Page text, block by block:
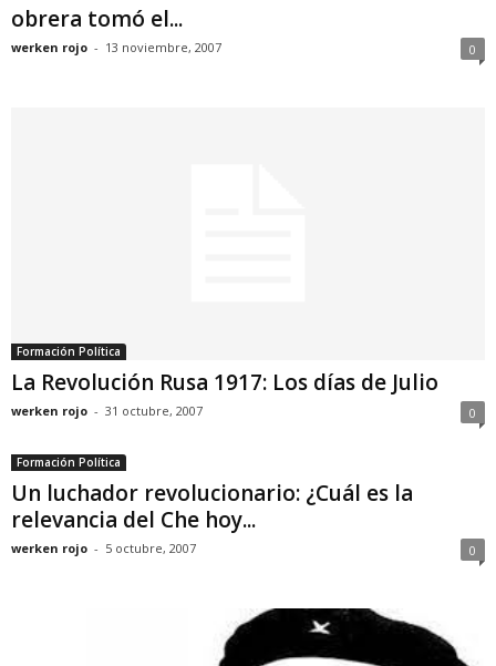
obrera tomó el...
werken rojo - 13 noviembre, 2007 0
Formación Política
La Revolución Rusa 1917: Los días de Julio
werken rojo - 31 octubre, 2007 0
Formación Política
Un luchador revolucionario: ¿Cuál es la
relevancia del Che hoy...
werken rojo - 5 octubre, 2007 0